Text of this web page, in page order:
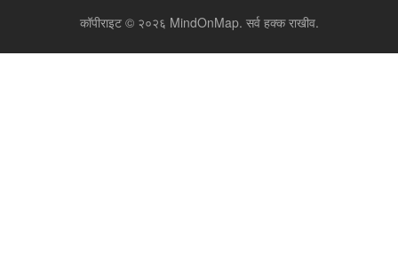
कॉपीराइट © २०२६ MindOnMap. सर्व हक्क राखीव.